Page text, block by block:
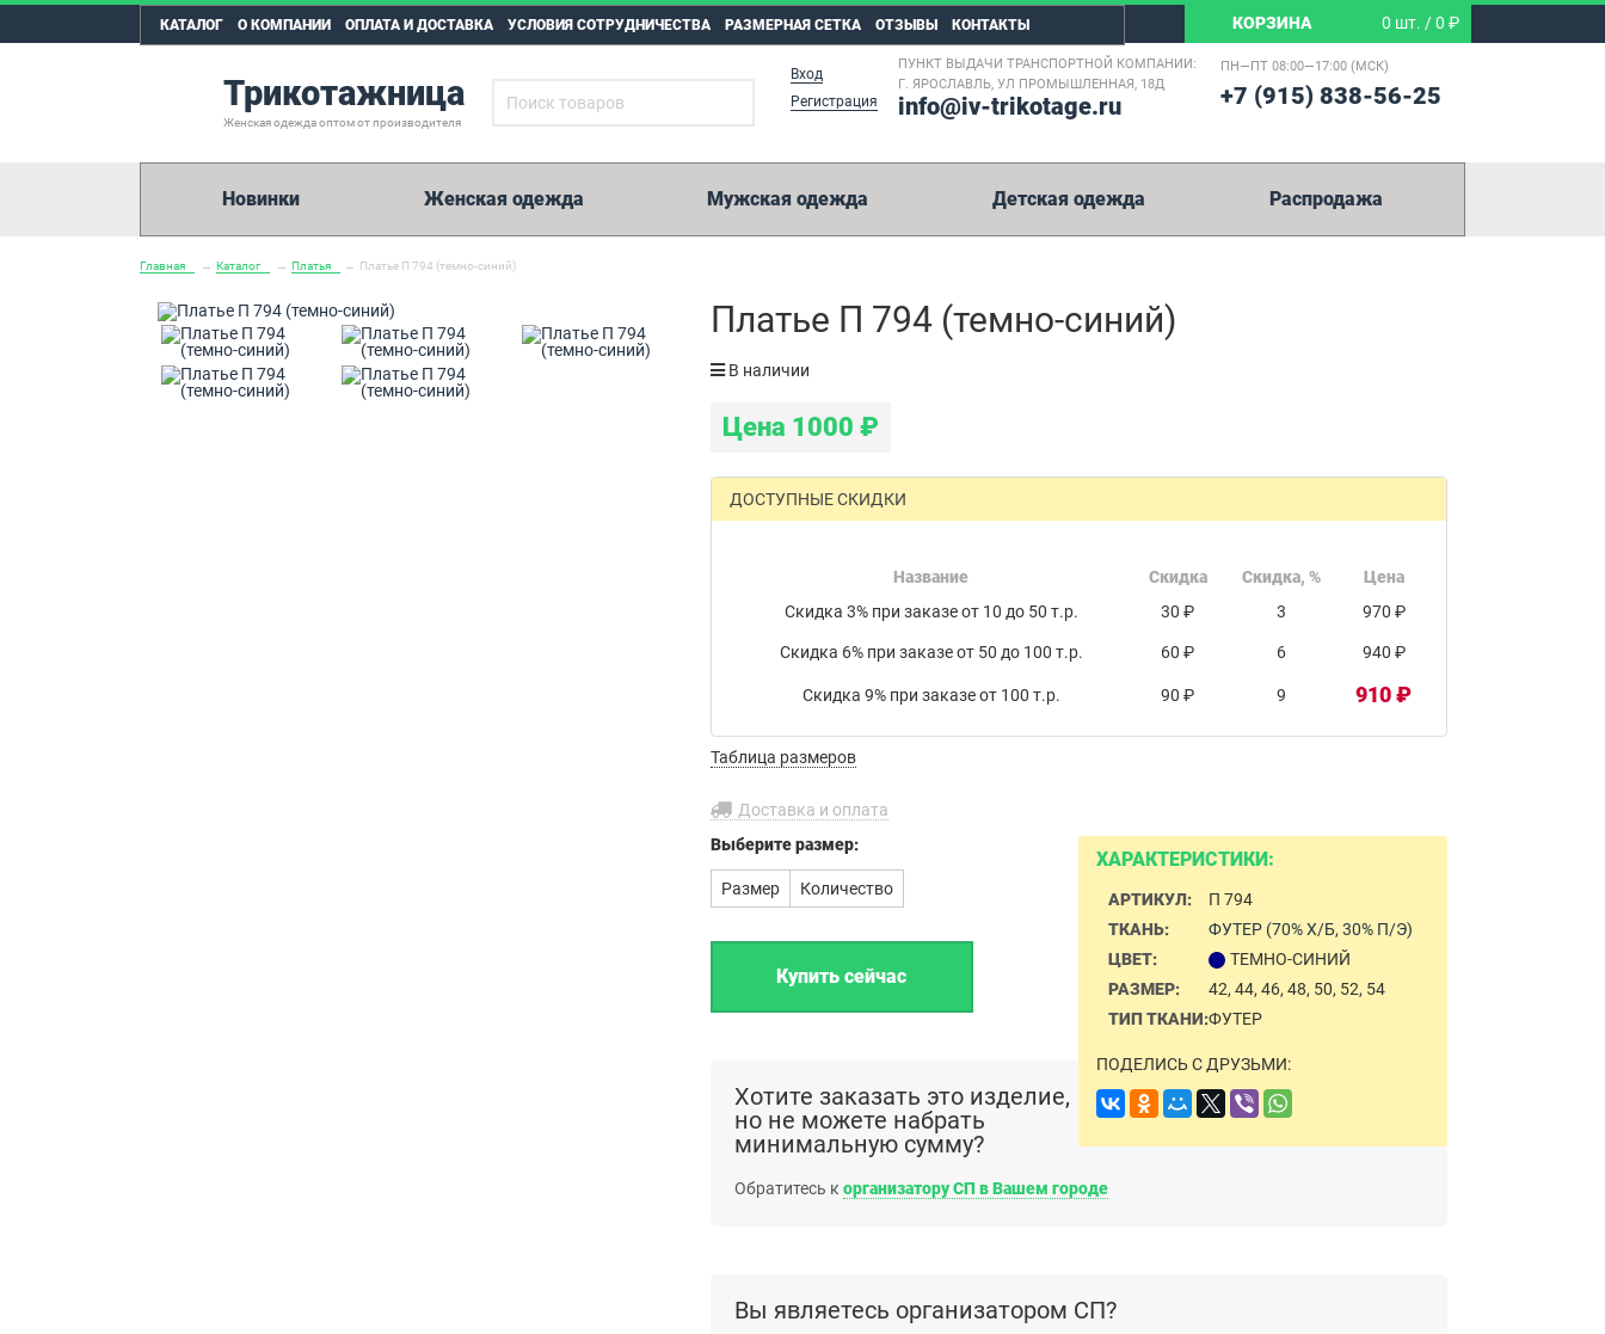
КАТАЛОГ О КОМПАНИИ ОПЛАТА И ДОСТАВКА УСЛОВИЯ СОТРУДНИЧЕСТВА РАЗМЕРНАЯ СЕТКА ОТЗЫВЫ КОНТАКТЫ КОРЗИНА 0 шт. / 0 ₽
Трикотажница
Женская одежда оптом от производителя
Вход
Регистрация
ПУНКТ ВЫДАЧИ ТРАНСПОРТНОЙ КОМПАНИИ:
Г. ЯРОСЛАВЛЬ, УЛ ПРОМЫШЛЕННАЯ, 18Д
info@iv-trikotage.ru
ПН—ПТ 08:00—17:00 (МСК)
+7 (915) 838-56-25
Новинки Женская одежда Мужская одежда Детская одежда Распродажа
Главная → Каталог → Платья → Платье П 794 (темно-синий)
Платье П 794 (темно-синий)
В наличии
Цена 1000 ₽
ДОСТУПНЫЕ СКИДКИ
Название Скидка Скидка, %
Цена
Скидка 3% при заказе от 10 до 50 т.р.
30 ₽ 3 970 ₽
Скидка 6% при заказе от 50 до 100 т.р. 60 ₽ 6 940 ₽
Скидка 9% при заказе от 100 т.р. 90 ₽ 9 910 ₽
Таблица размеров
Доставка и оплата
ХАРАКТЕРИСТИКИ:
АРТИКУЛ:
П 794
ТКАНЬ:
ФУТЕР (70% Х/Б, 30% П/Э)
ЦВЕТ:
ТЕМНО-СИНИЙ
РАЗМЕР:
42, 44, 46, 48, 50, 52, 54
ТИП ТКАНИ:ФУТЕР
ПОДЕЛИСЬ С ДРУЗЬМИ:
Выберитеразмер:
Размер Количество
Хотите заказать это изделие,
но не можете набрать
минимальную сумму?
Обратитесь к организатору СП в Вашем городе
Вы являетесь организатором СП?
5 000 рублей
Возможные способы оплаты:
Оплата на расчетный счет.
Иные способы оплаты.
Реквизиты на оплату мы отправим вместе с
Мы работаем с транспортными компаниями:
Энергия,Транс-Вектор,СДЭК ,DPD, а
или по вашему усмотрению.
Бесплатная доставка до филиала
транспортной компании в г. Иваново.